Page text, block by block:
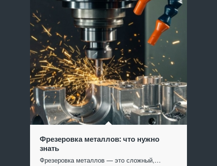
Фрезеровка металлов: что нужно
знать
Фрезеровка металлов — это сложный,…